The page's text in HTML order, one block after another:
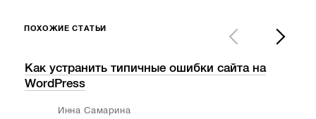
ПОХОЖИЕ СТАТЬИ
Как устранить типичные ошибки сайта на
WordPress
Инна Самарина